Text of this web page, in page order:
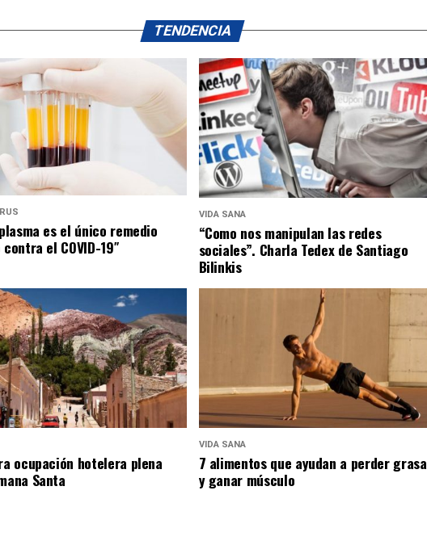
TENDENCIA
es el único remedio
el COVID-19″
VIDA SANA
“Como nos manipulan las redes
sociales”. Charla Tedex de Santiago
Bilinkis
ocupación hotelera plena
Santa
VIDA SANA
7 alimentos que ayudan a perder grasa
y ganar músculo